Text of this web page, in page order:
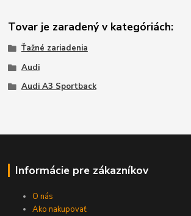
Tovar je zaradený v kategóriách:
Ťažné zariadenia
Audi
Audi A3 Sportback
Informácie pre zákazníkov
O nás
Ako nakupovať